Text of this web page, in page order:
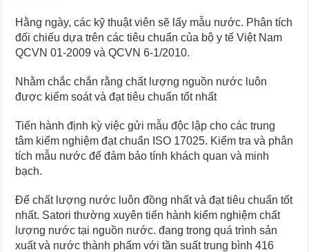
Hằng ngày, các kỹ thuật viên sẽ lấy mẫu nước. Phân tích
đối chiếu dựa trên các tiêu chuẩn của bộ y tế Việt Nam
QCVN 01-2009 và QCVN 6-1/2010.
Nhằm chắc chắn rằng chất lượng nguồn nước luôn
được kiểm soát và đạt tiêu chuẩn tốt nhất
Tiến hành định kỳ việc gửi mẫu độc lập cho các trung
tâm kiểm nghiệm đạt chuẩn ISO 17025. Kiểm tra và phân
tích mẫu nước để đảm bảo tính khách quan và minh
bạch.
Để chất lượng nước luôn đồng nhất và đạt tiêu chuẩn tốt
nhất. Satori thường xuyên tiến hành kiểm nghiệm chất
lượng nước tại nguồn nước. đang trong quá trình sản
xuất và nước thành phẩm với tần suất trung bình 416